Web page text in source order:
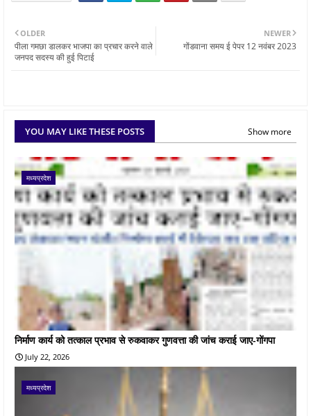
NEWER
गोंडवाना समय ई पेपर 12 नवंबर 2023
OLDER
पीला गमछा डालकर भाजपा का प्रचार करने वाले
जनपद सदस्य की हुई पिटाई
YOU MAY LIKE THESE POSTS Show more
मध्यप्रदेश
निर्माण कार्य को तत्काल प्रभाव से रुकवाकर गुणवत्ता की जांच कराई जाए-गोंगपा
July 22, 2026
मध्यप्रदेश